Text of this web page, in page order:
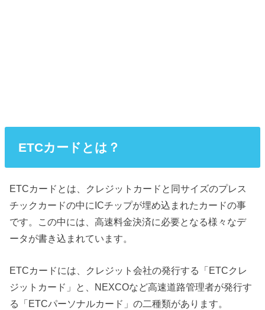
ETCカードとは？
ETCカードとは、クレジットカードと同サイズのプレス
チックカードの中にICチップが埋め込まれたカードの事
です。この中には、高速料金決済に必要となる様々なデ
ータが書き込まれています。
ETCカードには、クレジット会社の発行する「ETCクレ
ジットカード」と、NEXCOなど高速道路管理者が発行す
る「ETCパーソナルカード」の二種類があります。